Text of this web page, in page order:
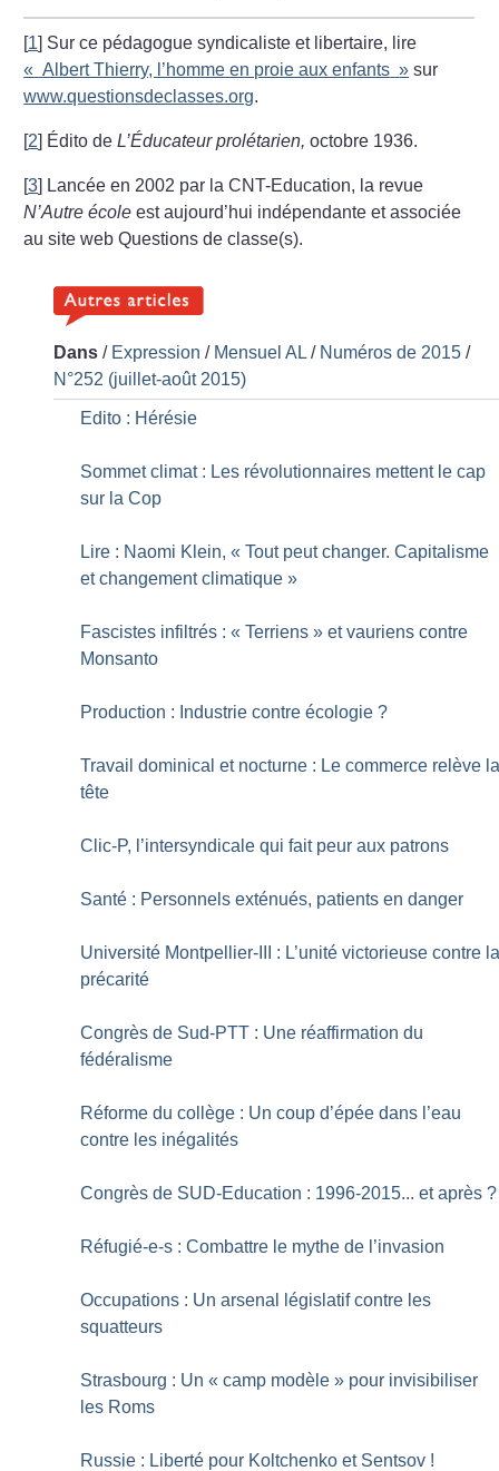
[1] Sur ce pédagogue syndicaliste et libertaire, lire
« Albert Thierry, l’homme en proie aux enfants » sur
www.questionsdeclasses.org.
[2] Édito deL’Éducateur prolétarien, octobre 1936.
[3] Lancée en 2002 par la CNT-Education, la revue
N’Autre école est aujourd’hui indépendante et associée
au site web Questions de classe(s).
Dans / Expression / Mensuel AL / Numéros de 2015 /
N°252 (juillet-août 2015)
Edito : Hérésie
Sommet climat : Les révolutionnaires mettent le cap
sur la Cop
Lire : Naomi Klein, « Tout peut changer. Capitalisme
et changement climatique »
Fascistes infiltrés : « Terriens » et vauriens contre
Monsanto
Production : Industrie contre écologie ?
Travail dominical et nocturne : Le commerce relève
tête
Clic-P, l’intersyndicale qui fait peur aux patrons
Santé : Personnels exténués, patients en danger
Université Montpellier-III : L’unité victorieuse contre
précarité
Congrès de Sud-PTT : Une réaffirmation du
fédéralisme
Réforme du collège : Un coup d’épée dans l’eau
contre les inégalités
Congrès de SUD-Education : 1996-2015... et après ?
Réfugié-e-s : Combattre le mythe de l’invasion
Occupations : Un arsenal législatif contre les
squatteurs
Strasbourg : Un « camp modèle » pour invisibiliser
les Roms
Russie : Liberté pour Koltchenko et Sentsov !